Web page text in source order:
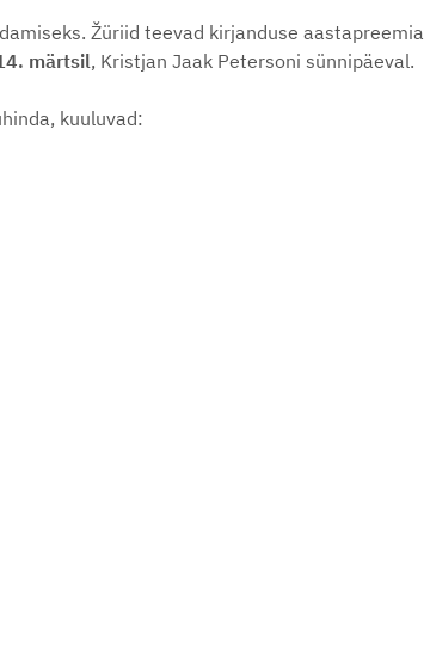
Žüriid teevad kirjanduse aastapreemia
märtsil, Kristjan Jaak Petersoni sünnipäeval.
kuuluvad: